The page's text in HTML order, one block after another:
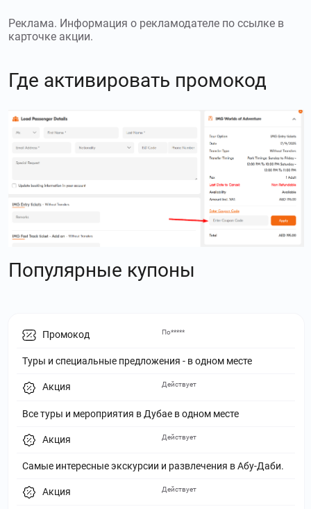
Реклама. Информация о рекламодателе по ссылке в
карточке акции.
Где активировать промокод
Популярные купоны
Промокод
Туры и специальные предложения - в одном месте
По*****
Акция
Все туры и мероприятия в Дубае в одном месте
Действует
Акция
Самые интересные экскурсии и развлечения в Абу-Даби.
Действует
Акция Действует